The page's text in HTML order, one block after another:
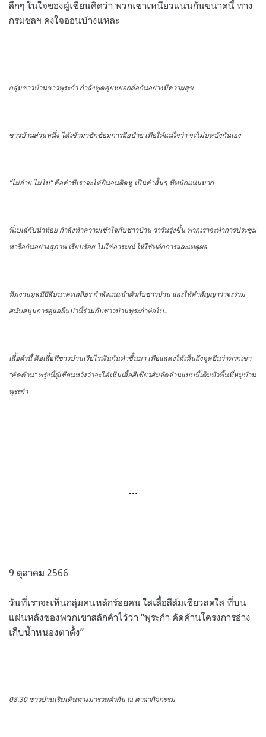
ลึกๆ ในใจของผู้เขียนคิดว่า พวกเขาเหนียวแน่นกันขนาดนี้ ทาง
กรมชลฯ คงใจอ่อนบ้างแหละ
กลุ่มชาวบ้านชาวพุระกำ กำลังพูดคุยหยอกล้อกันอย่างมีความสุข
ชาวบ้านส่วนหนึ่ง ได้เข้ามาซักซ้อมการถือป้าย เพื่อให้แน่ใจว่า จะไม่บดบังกันเอง
“ไม่ย้าย ไม่ไป” คือคำที่เราจะได้ยินจนติดหู เป็นคำสั้นๆ ที่หนักแน่นมาก
พี่เปเล่กับน้าห้อย กำลังทำความเข้าใจกับชาวบ้าน ว่าวันรุ่งขึ้น พวกเราจะทำการประชุม
หารือกันอย่างสุภาพ เรียบร้อย ไม่ใช้อารมณ์ ให้ใช้หลักการและเหตุผล
ทีมงานมูลนิธิสืบนาคะเสถียร กำลังแนะนำตัวกับชาวบ้าน และให้คำสัญญาว่าจะร่วม
สนับสนุนการดูแลผืนป่านี้ร่วมกับชาวบ้านพุระกำต่อไป..
เสื้อตัวนี้ คือเสื้อที่ชาวบ้านเรี่ยไรเงินกันทำขึ้นมา เพื่อแสดงให้เห็นถึงจุดยืนว่าพวกเขา
“คัดค้าน” พรุ่งนี้ผู้เขียนหวังว่าจะได้เห็นเสื้อสีเขียวส้มจัดจ้านแบบนี้เต็มทั่วพื้นที่หมู่บ้าน
พุระกำ
…
9 ตุลาคม 2566
วันที่เราจะเห็นกลุ่มคนหลักร้อยคน ใส่เสื้อสีส้มเขียวสดใส ที่บน
แผ่นหลังของพวกเขาสลักคำไว้ว่า “พุระกำ คัดค้านโครงการอ่าง
เก็บน้ำหนองตาดั้ง”
08.30 ชาวบ้านเริ่มเดินทางมารวมตัวกัน ณ ศาลากิจกรรม